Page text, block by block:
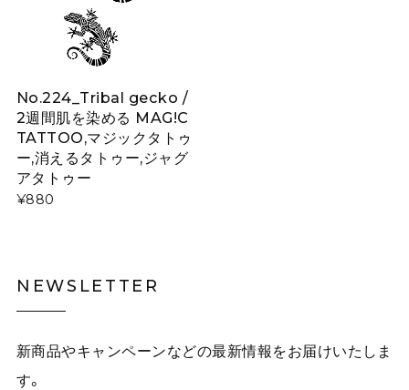
No.224_Tribal gecko /
2週間肌を染める MAG!C
TATTOO,マジックタトゥ
ー,消えるタトゥー,ジャグ
アタトゥー
¥880
NEWSLETTER
新商品やキャンペーンなどの最新情報をお届けいたしま
す。